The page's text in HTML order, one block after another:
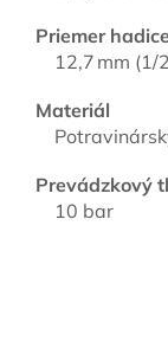
Priemer hadice
12,7 mm (1/
Materiál
Prevádzkový
10 bar